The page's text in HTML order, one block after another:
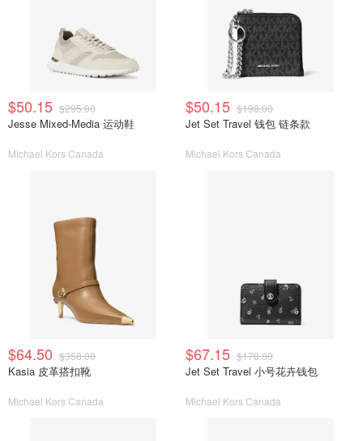
$50.15 $295.00
Jesse Mixed-Media 运动鞋
Michael Kors Canada
$50.15 $198.00
Jet Set Travel 钱包 链条款
Michael Kors Canada
$64.50 $358.00
Kasia 皮革搭扣靴
Michael Kors Canada
$67.15 $178.00
Jet Set Travel 小号花卉钱包
Michael Kors Canada